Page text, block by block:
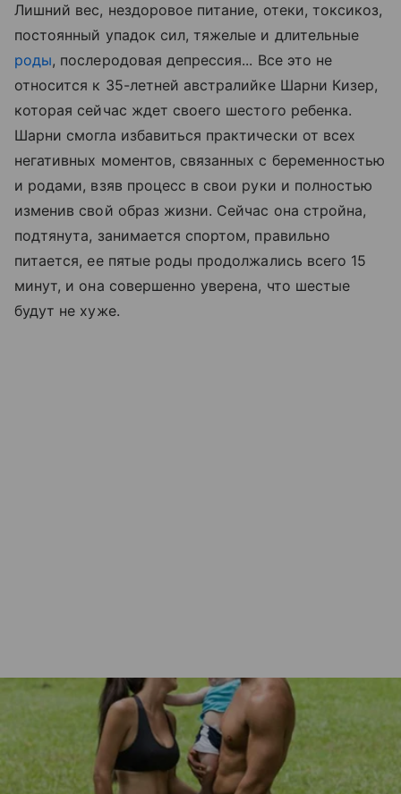
Лишний вес, нездоровое питание, отеки, токсикоз,
постоянный упадок сил, тяжелые и длительные
роды, послеродовая депрессия... Все это не
относится к 35-летней австралийке Шарни Кизер,
которая сейчас ждет своего шестого ребенка.
Шарни смогла избавиться практически от всех
негативных моментов, связанных с беременностью
и родами, взяв процесс в свои руки и полностью
изменив свой образ жизни. Сейчас она стройна,
подтянута, занимается спортом, правильно
питается, ее пятые роды продолжались всего 15
минут, и она совершенно уверена, что шестые
будут не хуже.